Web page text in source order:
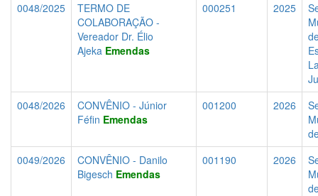
0048/2025
TERMO DE
COLABORAÇÃO -
Vereador Dr. Élio
Ajeka Emendas
000251 2025
0048/2026
CONVÊNIO - Júnior
Féfin Emendas
001200 2026
0049/2026
CONVÊNIO - Danilo
Bigesch Emendas
001190 2026